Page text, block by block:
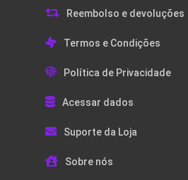
Reembolso e devoluções
Termos e Condições
Política de Privacidade
Acessar dados
Suporte da Loja
Sobre nós